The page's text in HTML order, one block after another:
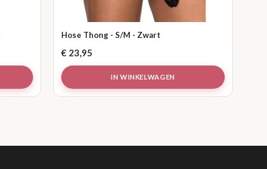
Hose Thong - S/M - Zwart
€ 23,95
IN WINKELWAGEN